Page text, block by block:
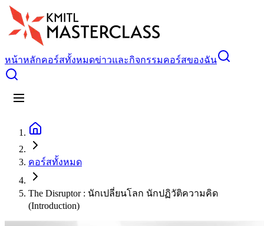
หน้าหลักคอร์สทั้งหมดข่าวและกิจกรรมคอร์สของฉัน
คอร์สทั้งหมด
The Disruptor : นักเปลี่ยนโลก นักปฏิวัติความคิด
(Introduction)